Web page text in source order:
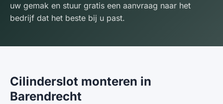
uw gemak en stuur gratis een aanvraag naar het
bedrijf dat het beste bij u past.
Cilinderslot monteren in
Barendrecht